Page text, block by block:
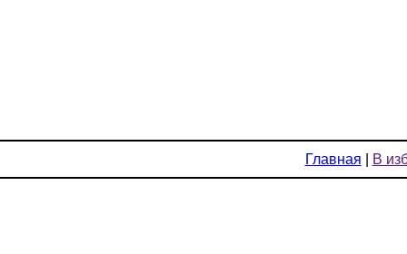
Главная В